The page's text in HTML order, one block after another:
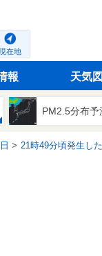
在地
報 天気図
PM2.5分布予
21時49分頃発生し